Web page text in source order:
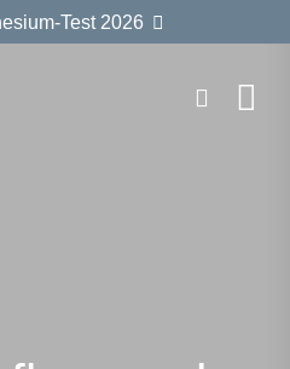
Test 2026